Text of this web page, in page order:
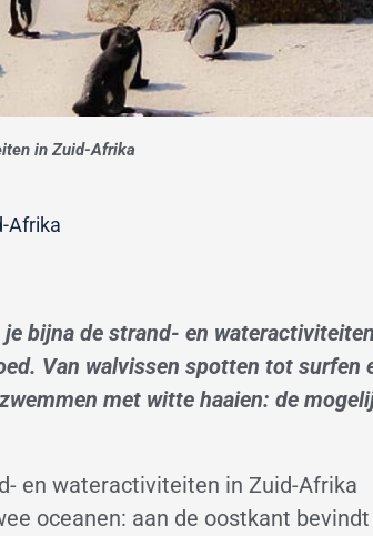
in Zuid-Afrika
Afrika
bijna de strand- en
Van walvissen spotten tot surfen
met witte haaien: de
en wateractiviteiten in Zuid-Afrika
oceanen: aan de oostkant